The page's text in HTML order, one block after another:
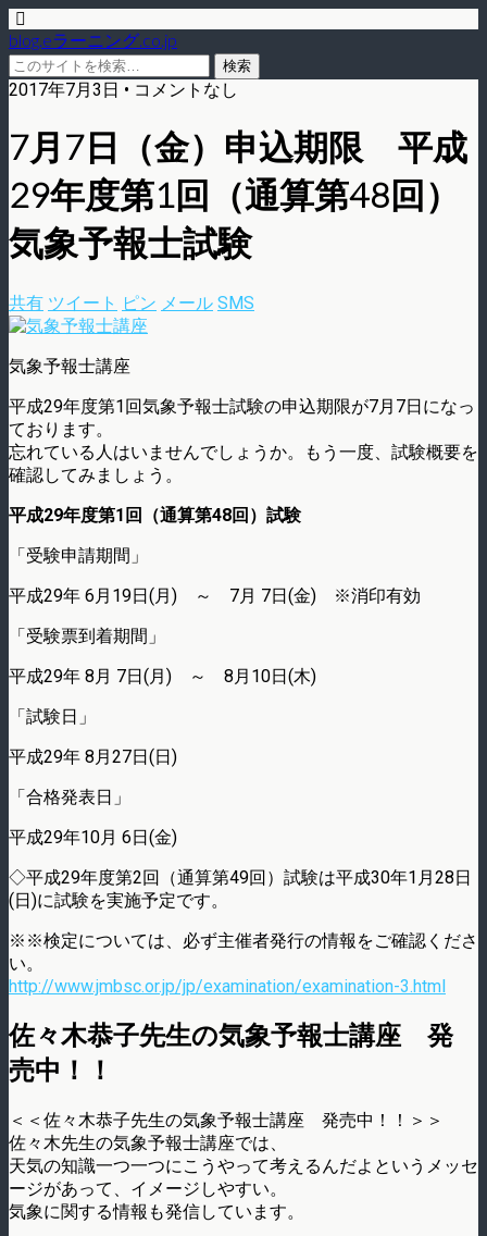
blog.eラーニング.co.jp
2017年7月3日 • コメントなし
7月7日（金）申込期限 平成
29年度第1回（通算第48回）
気象予報士試験
共有 ツイート ピン メール SMS
気象予報士講座
平成29年度第1回気象予報士試験の申込期限が7月7日になっ
ております。
忘れている人はいませんでしょうか。もう一度、試験概要を
確認してみましょう。
平成29年度第1回（通算第48回）試験
「受験申請期間」
平成29年 6月19日(月) ～ 7月 7日(金) ※消印有効
「受験票到着期間」
平成29年 8月 7日(月) ～ 8月10日(木)
「試験日」
平成29年 8月27日(日)
「合格発表日」
平成29年10月 6日(金)
◇平成29年度第2回（通算第49回）試験は平成30年1月28日
(日)に試験を実施予定です。
※※検定については、必ず主催者発行の情報をご確認くださ
い。
http://www.jmbsc.or.jp/jp/examination/examination-3.html
佐々木恭子先生の気象予報士講座 発
売中！！
＜＜佐々木恭子先生の気象予報士講座 発売中！！＞＞
佐々木先生の気象予報士講座では、
天気の知識一つ一つにこうやって考えるんだよというメッセ
ージがあって、イメージしやすい。
気象に関する情報も発信しています。